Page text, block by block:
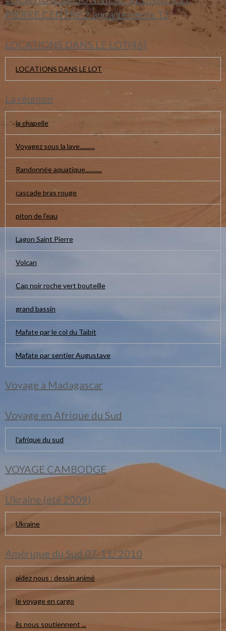
PIERRE CENTRE 2 appartements T2
LOCATIONS DANS LE LOT(46)
LOCATIONS DANS LE LOT
La réunion
la chapelle
Voyagez sous la lave..........
Randonnée aquatique...........
cascade bras rouge
piton de l'eau
Lagon Saint Pierre
Volcan
Cap noir roche vert bouteille
grand bassin
Mafate par le col du Taïbit
Mafate par sentier Augustave
Voyage à Madagascar
Voyage en Afrique du Sud
l'afrique du sud
VOYAGE CAMBODGE
Ukraine (été 2009)
Ukraine
Amérique du Sud 07-11/ 2010
aidez nous : dessin animé
le voyage en cargo
ils nous soutiennent ...